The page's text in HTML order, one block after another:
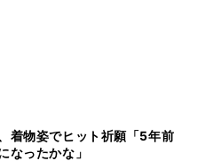
着物姿でヒット祈願「5年前
なったかな」